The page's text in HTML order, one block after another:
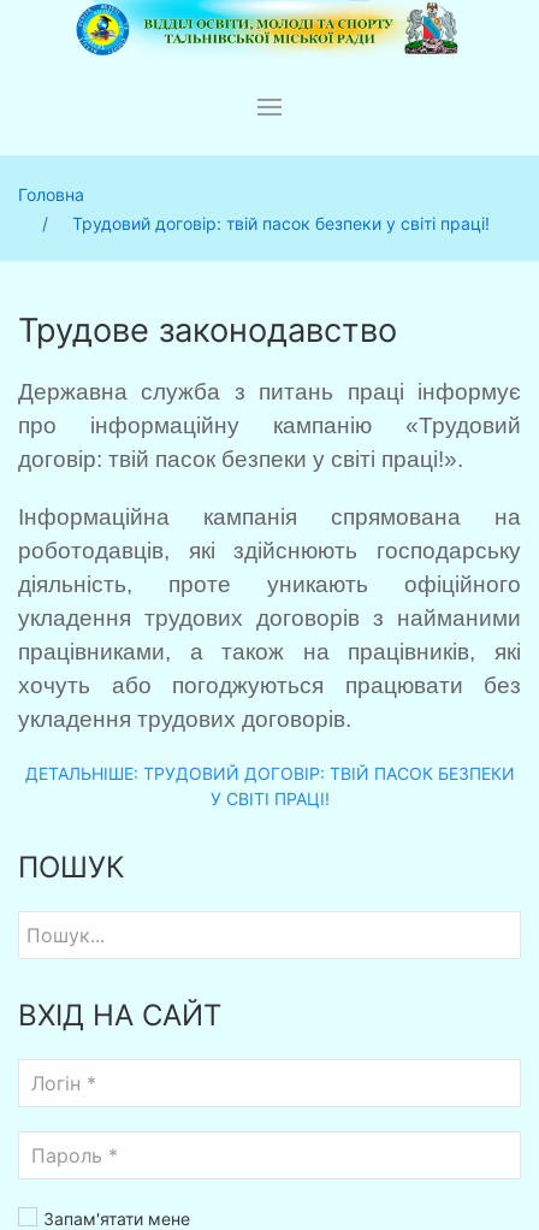
Головна
Трудовий договір: твій пасок безпеки у світі праці!
Трудове законодавство
Державна служба з питань праці інформує
про інформаційну кампанію «Трудовий
договір: твій пасок безпеки у світі праці!».
Інформаційна кампанія спрямована на
роботодавців, які здійснюють господарську
діяльність, проте уникають офіційного
укладення трудових договорів з найманими
працівниками, а також на працівників, які
хочуть або погоджуються працювати без
укладення трудових договорів.
ДЕТАЛЬНІШЕ: ТРУДОВИЙ ДОГОВІР: ТВІЙ ПАСОК БЕЗПЕКИ
У СВІТІ ПРАЦІ!
ПОШУК
ВХІД НА САЙТ
Запам'ятати мене